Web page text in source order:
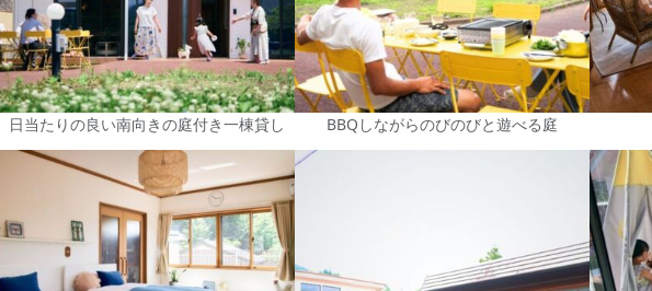
日当たりの良い南向きの庭付き一棟貸し BBQしながらのびのびと遊べる庭